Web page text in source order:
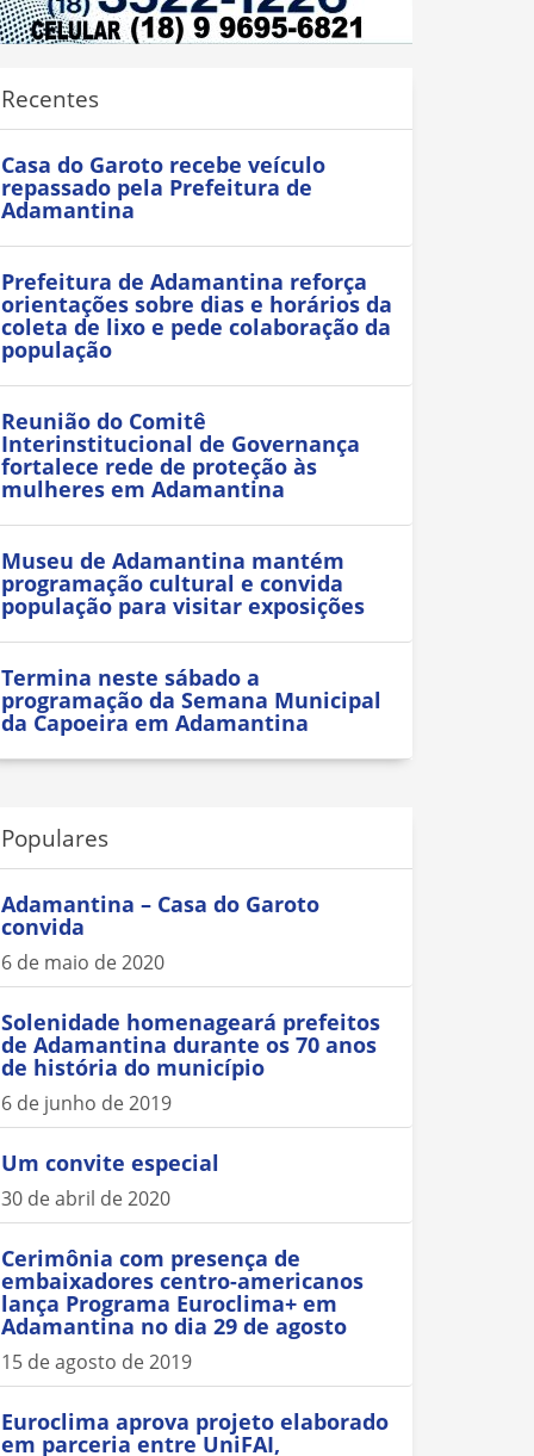
Recentes
Casa do Garoto recebe veículo
repassado pela Prefeitura de
Adamantina
Prefeitura de Adamantina reforça
orientações sobre dias e horários da
coleta de lixo e pede colaboração da
população
Reunião do Comitê
Interinstitucional de Governança
fortalece rede de proteção às
mulheres em Adamantina
Museu de Adamantina mantém
programação cultural e convida
população para visitar exposições
Termina neste sábado a
programação da Semana Municipal
da Capoeira em Adamantina
Populares
Adamantina – Casa do Garoto
convida
6 de maio de 2020
Solenidade homenageará prefeitos
de Adamantina durante os 70 anos
de história do município
6 de junho de 2019
Um convite especial
30 de abril de 2020
Cerimônia com presença de
embaixadores centro-americanos
lança Programa Euroclima+ em
Adamantina no dia 29 de agosto
15 de agosto de 2019
Euroclima aprova projeto elaborado
em parceria entre UniFAI,